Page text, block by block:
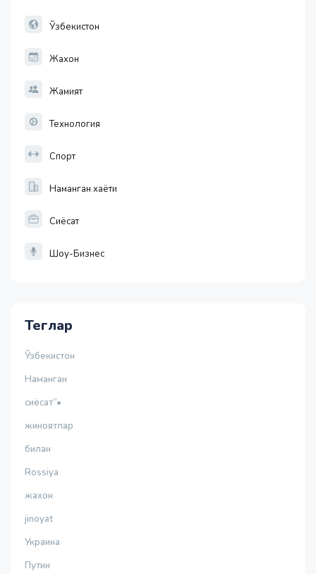
Ўзбекистон
Жахон
Жамият
Технология
Спорт
Наманган хаёти
Сиёсат
Шоу-Бизнес
Теглар
Ўзбекистон
Наманган
сиёсат”•
жиноятлар
билан
Rossiya
жахон
jinoyat
Украина
Путин